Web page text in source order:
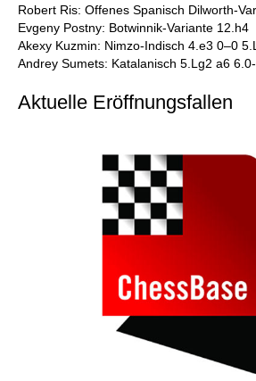
Robert Ris: Offenes Spanisch Dilworth-
Evgeny Postny: Botwinnik-Variante 12.h4
Akexy Kuzmin: Nimzo-Indisch 4.e3 0–0
Andrey Sumets: Katalanisch 5.Lg2 a6
Aktuelle Eröffnungsfallen